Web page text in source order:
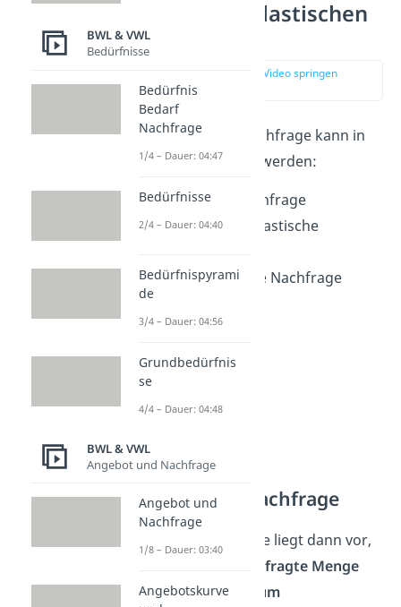
Arten der unelastischen
Nachfrage
zur Stelle im Video springen
Eine unelastische Nachfrage kann in
drei Artenunterteilt werden:
Unelastische Nachfrage
Vollkommen unelastische
Anomal elastische Nachfrage
Unelastische Nachfrage
Eine solche Nachfrage liegt dann vor,
nachgefragte Menge
unterproportional zum
BWL & VWL
Bedürfnisse
Bedürfnis
Bedarf
Nachfrage
1/4 – Dauer: 04:47
Bedürfnisse
2/4 – Dauer: 04:40
Bedürfnispyrami
de
3/4 – Dauer: 04:56
Grundbedürfnis
se
4/4 – Dauer: 04:48
BWL & VWL
Angebot und Nachfrage
Angebot und
Nachfrage
1/8 – Dauer: 03:40
Angebotskurve